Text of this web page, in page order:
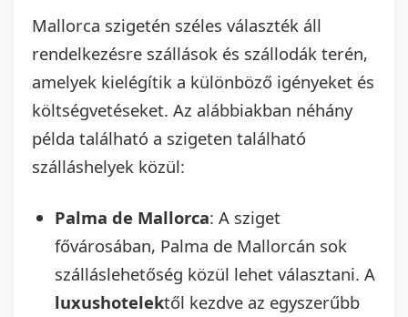
Mallorca szigetén széles választék áll
rendelkezésre szállások és szállodák terén,
amelyek kielégítik a különböző igényeket és
költségvetéseket. Az alábbiakban néhány
példa található a szigeten található
szálláshelyek közül:
Palma de Mallorca: A sziget
fővárosában, Palma de Mallorcán sok
szálláslehetőség közül lehet választani. A
luxushotelektől kezdve az egyszerűbb